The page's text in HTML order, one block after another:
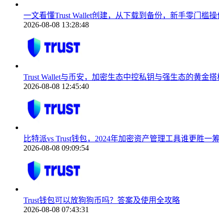
一文看懂Trust Wallet创建，从下载到备份，新手零门槛操
2026-08-08 13:28:48
Trust Wallet与币安，加密生态中控私钥与强生态的黄金搭
2026-08-08 12:45:40
比特派vs Trust钱包，2024年加密资产管理工具谁更胜一筹
2026-08-08 09:09:54
Trust钱包可以放狗狗币吗？答案及使用全攻略
2026-08-08 07:43:31